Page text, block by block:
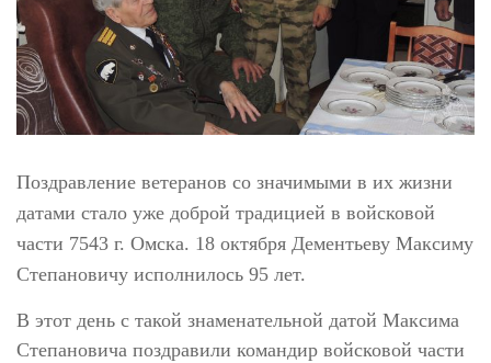
Поздравление ветеранов со значимыми в их жизни
датами стало уже доброй традицией в войсковой
части 7543 г. Омска. 18 октября Дементьеву Максиму
Степановичу исполнилось 95 лет.
В этот день с такой знаменательной датой Максима
Степановича поздравили командир войсковой части